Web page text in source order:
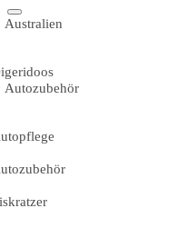
Australien
Autozubehör